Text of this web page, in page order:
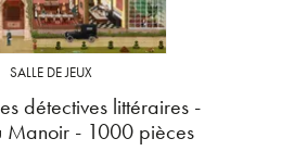
SALLE DE JEUX
détectives littéraires -
Manoir - 1000 pièces